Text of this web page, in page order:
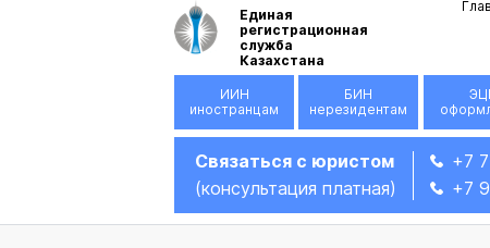
Единая
регистрационная
служба
Казахстана
ИИН
иностранцам
БИН
нерезидентам
Связаться с юристом
(консультация платная)
+7
+7